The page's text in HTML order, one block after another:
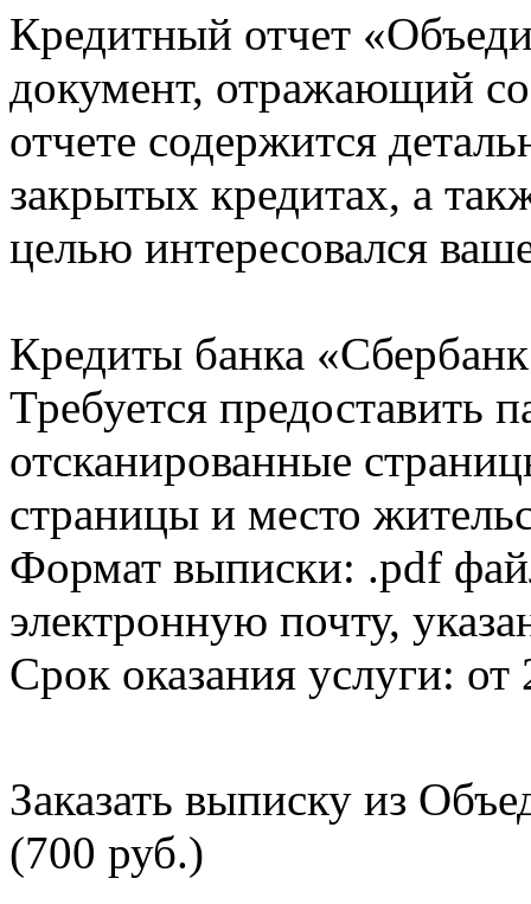
Кредитный отчет
документ, отражающий
отчете содержится
закрытых кредитах, а
целью интересовался
Кредиты банка
Требуется предоставить
отсканированные
страницы и место
Формат выписки: .pdf
электронную почту,
Срок оказания услуги: от
Заказать выписку из
(700 руб.)